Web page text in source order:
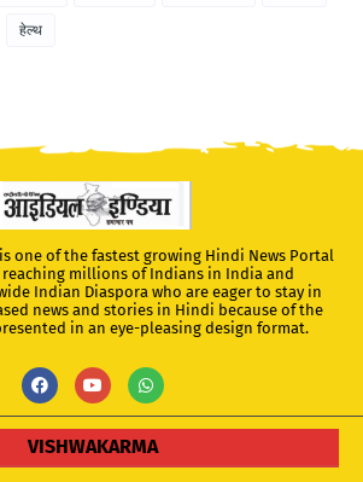
हेल्थ
one of the fastest growing Hindi News Portal
millions of Indians in India and
Indian Diaspora who are eager to stay in
news and stories in Hindi because of the
in an eye-pleasing design format.
VISHWAKARMA